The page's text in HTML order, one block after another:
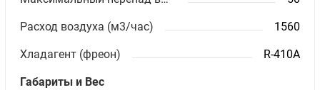
Расход воздуха (м3/час) 1560
Хладагент (фреон) R-410A
Габариты и Вес